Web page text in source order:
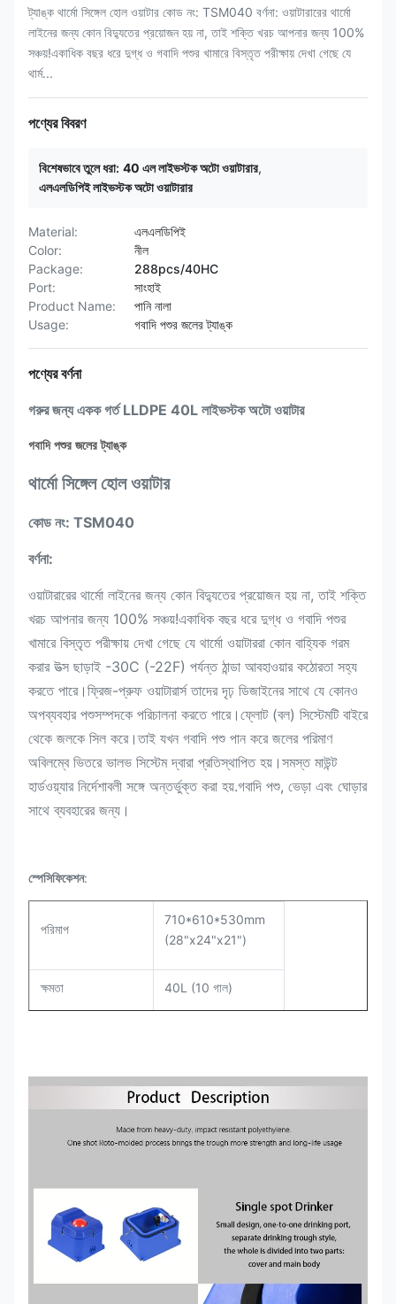
ট্যাঙ্ক থার্মো সিঙ্গেল হোল ওয়াটার কোড নং: TSM040 বর্ণনা: ওয়াটারারের থার্মো
লাইনের জন্য কোন বিদ্যুতের প্রয়োজন হয় না, তাই শক্তি খরচ আপনার জন্য 100%
সঞ্চয়!একাধিক বছর ধরে দুগ্ধ ও গবাদি পশুর খামারে বিস্তৃত পরীক্ষায় দেখা গেছে যে
থার্ম...
পণ্যের বিবরণ
বিশেষভাবে তুলে ধরা: 40 এল লাইভস্টক অটো ওয়াটারার,
এলএলডিপিই লাইভস্টক অটো ওয়াটারার
Material:
এলএলডিপিই
Color:
নীল
Package:
288pcs/40HC
Port:
সাংহাই
Product Name:
পানি নালা
Usage:
গবাদি পশুর জলের ট্যাঙ্ক
পণ্যের বর্ণনা
গরুর জন্য একক গর্ত LLDPE 40L লাইভস্টক অটো ওয়াটার
গবাদি পশুর জলের ট্যাঙ্ক
থার্মো সিঙ্গেল হোল ওয়াটার
কোড নং: TSM040
বর্ণনা:
ওয়াটারারের থার্মো লাইনের জন্য কোন বিদ্যুতের প্রয়োজন হয় না, তাই শক্তি
খরচ আপনার জন্য 100% সঞ্চয়!একাধিক বছর ধরে দুগ্ধ ও গবাদি পশুর
খামারে বিস্তৃত পরীক্ষায় দেখা গেছে যে থার্মো ওয়াটাররা কোন বাহ্যিক গরম
করার উত্স ছাড়াই -30C (-22F) পর্যন্ত ঠান্ডা আবহাওয়ার কঠোরতা সহ্য
করতে পারে।ফ্রিজ-প্রুফ ওয়াটারার্স তাদের দৃঢ় ডিজাইনের সাথে যে কোনও
অপব্যবহার পশুসম্পদকে পরিচালনা করতে পারে।ফ্লোট (বল) সিস্টেমটি বাইরে
থেকে জলকে সিল করে।তাই যখন গবাদি পশু পান করে জলের পরিমাণ
অবিলম্বে ভিতরে ভালভ সিস্টেম দ্বারা প্রতিস্থাপিত হয়।সমস্ত মাউন্ট
হার্ডওয়্যার নির্দেশাবলী সঙ্গে অন্তর্ভুক্ত করা হয়.গবাদি পশু, ভেড়া এবং ঘোড়ার
সাথে ব্যবহারের জন্য।
স্পেসিফিকেশন:
পরিমাপ
710*610*530mm
(28"x24"x21")
ক্ষমতা 40L (10 গাল)